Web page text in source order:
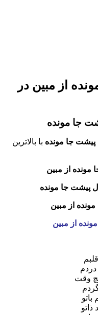
از مبین در
جا مونده
پیشت جا مونده با بالاترین
پیشت جا مونده
از مبین
از مبین
وقت